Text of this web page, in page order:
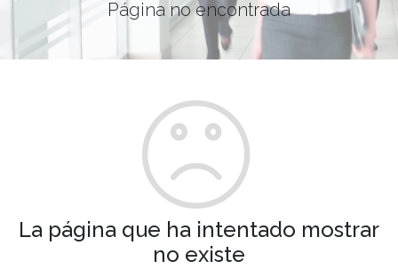
Página no encontrada
La página que ha intentado mostrar
no existe